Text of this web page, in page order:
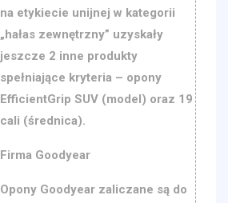
na etykiecie unijnej w kategorii
„hałas zewnętrzny” uzyskały
jeszcze 2 inne produkty
spełniające kryteria – opony
EfficientGrip SUV (model) oraz 19
cali (średnica).
Firma Goodyear
Opony Goodyear zaliczane są do